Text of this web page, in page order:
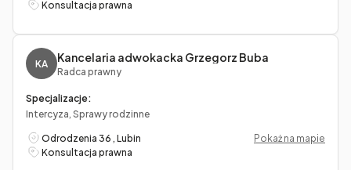
Konsultacja prawna
KA Kancelaria adwokacka Grzegorz Buba
Radca prawny
Specjalizacje:
Intercyza, Sprawy rodzinne
Odrodzenia 36 , Lubin
Pokaż na mapie
Konsultacja prawna